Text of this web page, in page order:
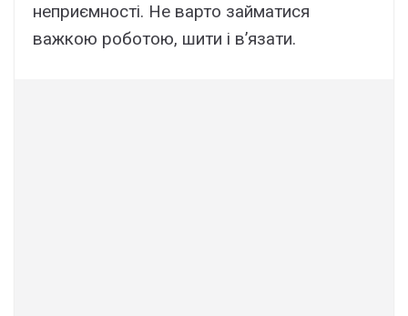
неприємності. Не варто займатися
важкою роботою, шити і в’язати.